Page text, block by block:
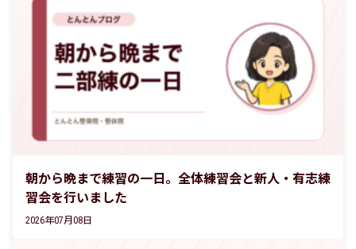
朝から晩まで練習の一日。全体練習会と新人・有志練
習会を行いました
2026年07月08日